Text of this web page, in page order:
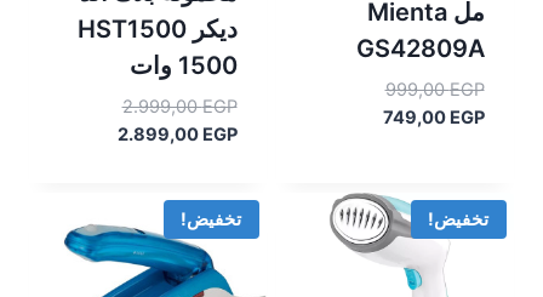
مل Mienta
GS42809A
999,00EGP
السعر
الأصلي749,00 EGP
السعر
749,00 EGP.
ديكر HST1500
1500 وات
2.999,00EGP
السعر
الأصلي2.899,00 EGP
السعر
تخفيض! تخفيض!